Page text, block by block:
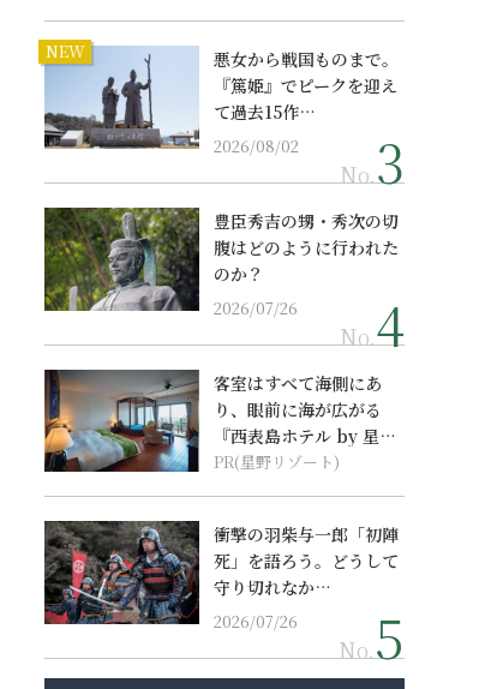
NEW
悪女から戦国ものまで。
『篤姫』でピークを迎え
て過去15作…
2026/08/02
No.
豊臣秀吉の甥・秀次の切
腹はどのように行われた
のか？
2026/07/26
No.
客室はすべて海側にあ
り、眼前に海が広がる
『西表島ホテル by 星野
リゾート』
PR(星野リゾート)
衝撃の羽柴与一郎「初陣
死」を語ろう。どうして
守り切れなか…
2026/07/26
No.